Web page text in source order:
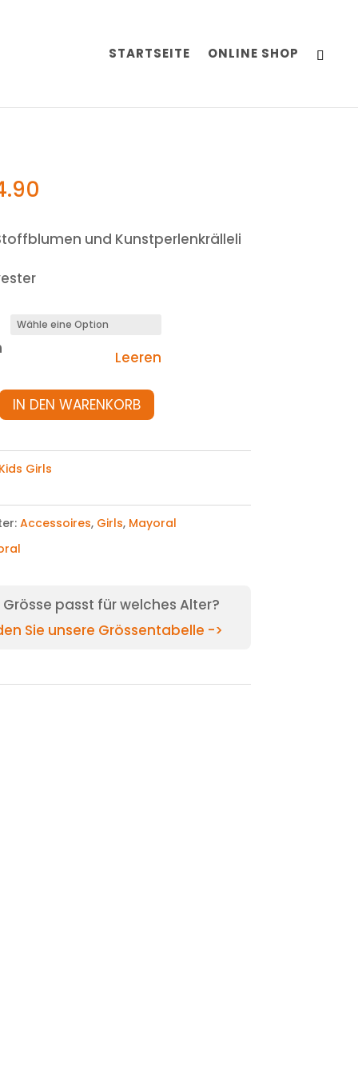
STARTSEITE ONLINE SHOP
und Kunstperlenkrälleli
Leeren
IN DEN WARENKORB
Kids Girls
Accessoires, Girls, Mayoral
passt für welches Alter?
Sie unsere Grössentabelle ->